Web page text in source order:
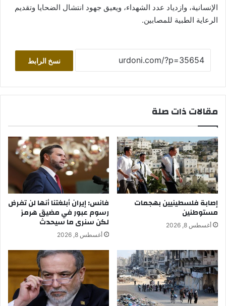
الإنسانية، وازدياد عدد الشهداء، ويعيق جهود انتشال الضحايا وتقديم
الرعاية الطبية للمصابين.
نسخ الرابط
مقالات ذات صلة
إصابة فلسطينيين بهجمات
مستوطنين
أغسطس 8, 2026
فانس: إيران أبلغتنا أنها لن تفرض
رسوم عبور في مضيق هرمز
لكن سنرى ما سيحدث
أغسطس 8, 2026